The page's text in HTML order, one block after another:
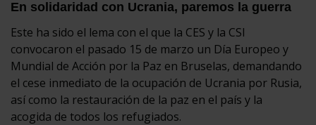
En solidaridad con Ucrania, paremos la guerra
Este ha sido el lema con el que la CES y la CSI
convocaron el pasado 15 de marzo un Día Europeo y
Mundial de Acción por la Paz en Bruselas, demandando
el cese inmediato de la ocupación de Ucrania por Rusia,
así como la restauración de la paz en el país y la
acogida de todos los refugiados.